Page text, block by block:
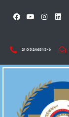
210 5246515-6​